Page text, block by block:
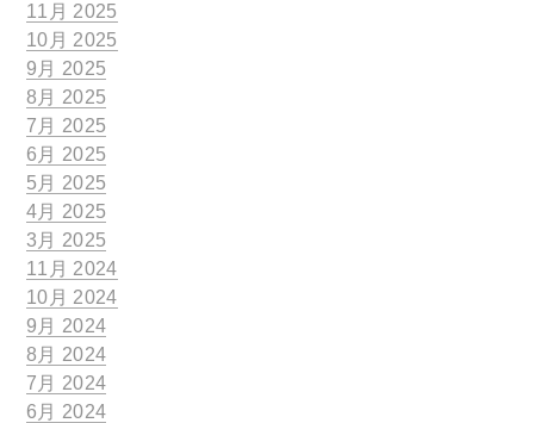
11月 2025
10月 2025
9月 2025
8月 2025
7月 2025
6月 2025
5月 2025
4月 2025
3月 2025
11月 2024
10月 2024
9月 2024
8月 2024
7月 2024
6月 2024